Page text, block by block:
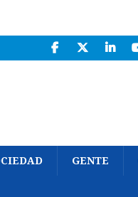
GENTE